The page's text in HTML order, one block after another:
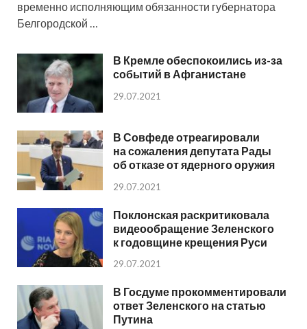
временно исполняющим обязанности губернатора
Белгородской …
В Кремле обеспокоились из-за
событий в Афганистане
29.07.2021
В Совфеде отреагировали
на сожаления депутата Рады
об отказе от ядерного оружия
29.07.2021
Поклонская раскритиковала
видеообращение Зеленского
к годовщине крещения Руси
29.07.2021
В Госдуме прокомментировали
ответ Зеленского на статью
Путина